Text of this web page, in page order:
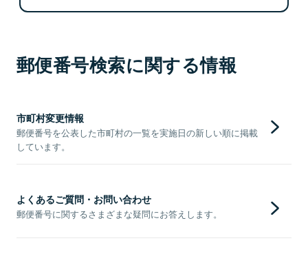
郵便番号検索に関する情報
市町村変更情報
郵便番号を公表した市町村の一覧を実施日の新しい順に掲載
しています。
よくあるご質問・お問い合わせ
郵便番号に関するさまざまな疑問にお答えします。